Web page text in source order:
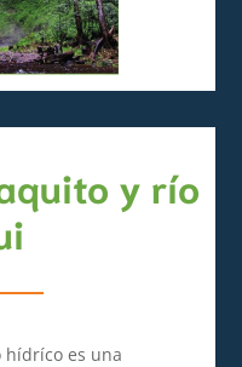
y río
hídríco es una